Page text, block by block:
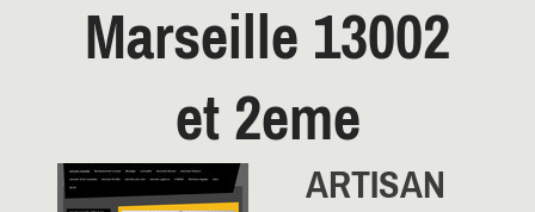
Marseille 13002
et 2eme
ARTISAN